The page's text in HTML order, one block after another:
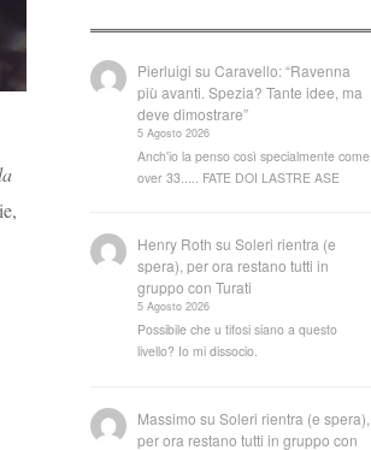
Pierluigi suCaravello: “Ravenna
più avanti. Spezia? Tante idee, ma
deve dimostrare”
5 Agosto 2026
Anch'io la penso così specialmente come
over 33..... FATE DOI LASTRE ASE
Henry Roth suSoleri rientra (e
spera), per ora restano tutti in
gruppo con Turati
5 Agosto 2026
Possibile che u tifosi siano a questo
livello? Io mi dissocio.
Massimo suSoleri rientra (e spera),
per ora restano tutti in gruppo con